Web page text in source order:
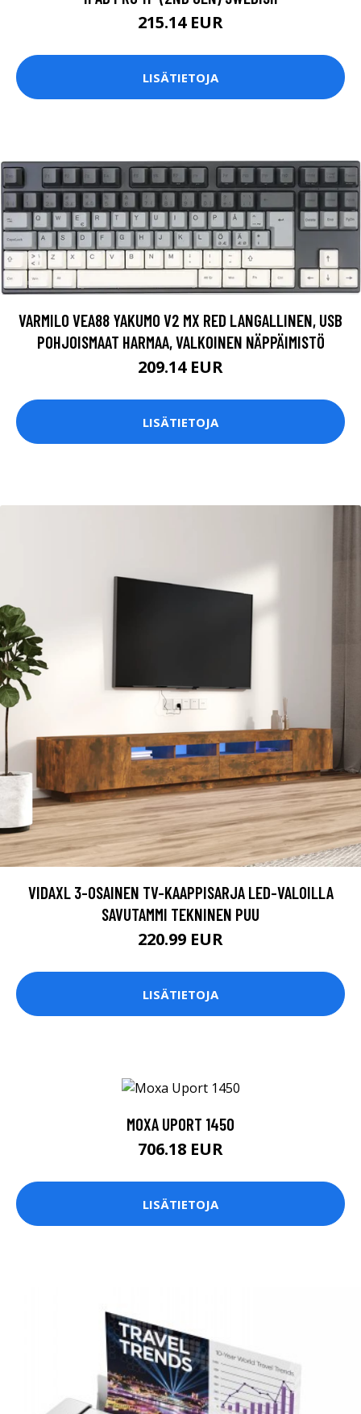
215.14 EUR
LISÄTIETOJA
VARMILO VEA88 YAKUMO V2 MX RED LANGALLINEN, USB
POHJOISMAAT HARMAA, VALKOINEN NÄPPÄIMISTÖ
209.14 EUR
LISÄTIETOJA
VIDAXL 3-OSAINEN TV-KAAPPISARJA LED-VALOILLA
SAVUTAMMI TEKNINEN PUU
220.99 EUR
LISÄTIETOJA
MOXA UPORT 1450
706.18 EUR
LISÄTIETOJA